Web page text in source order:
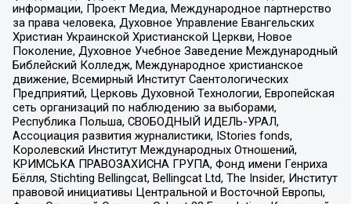
информации, Проект Медиа, Международное партнерство
за права человека, Духовное Управление Евангельских
Христиан Украинской Христианской Церкви, Новое
Поколение, Духовное Учебное Заведение Международный
Библейский Колледж, Международное христианское
движение, Всемирный Институт Саентологических
Предприятий, Церковь Духовной Технологии, Европейская
сеть организаций по наблюдению за выборами,
Республика Польша, СВОБОДНЫЙ ИДЕЛЬ-УРАЛ,
Ассоциация развития журналистики, IStories fonds,
Королевский Институт Международных Отношений,
КРИМСЬКА ПРАВОЗАХИСНА ГРУПА, Фонд имени Генриха
Бёлля, Stichting Bellingcat, Bellingcat Ltd, The Insider, Институт
правовой инициативы Центральной и Восточной Европы,